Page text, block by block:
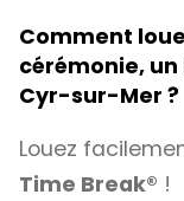
Comment
cérémonie,
Cyr-sur-Mer ?
Louez
Time Break® !